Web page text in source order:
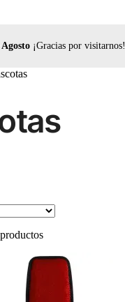
¡Gracias por visitarnos!